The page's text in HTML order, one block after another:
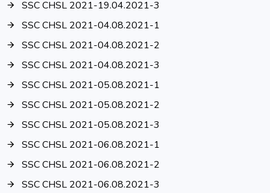
SSC CHSL 2021-19.04.2021-3
SSC CHSL 2021-04.08.2021-1
SSC CHSL 2021-04.08.2021-2
SSC CHSL 2021-04.08.2021-3
SSC CHSL 2021-05.08.2021-1
SSC CHSL 2021-05.08.2021-2
SSC CHSL 2021-05.08.2021-3
SSC CHSL 2021-06.08.2021-1
SSC CHSL 2021-06.08.2021-2
SSC CHSL 2021-06.08.2021-3